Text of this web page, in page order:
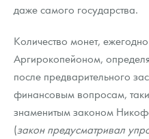
даже самого государства.
Количество монет,
Аргирокопейоном,
после предварительного
финансовым вопросам,
знаменитым законом
(закон предусматривал